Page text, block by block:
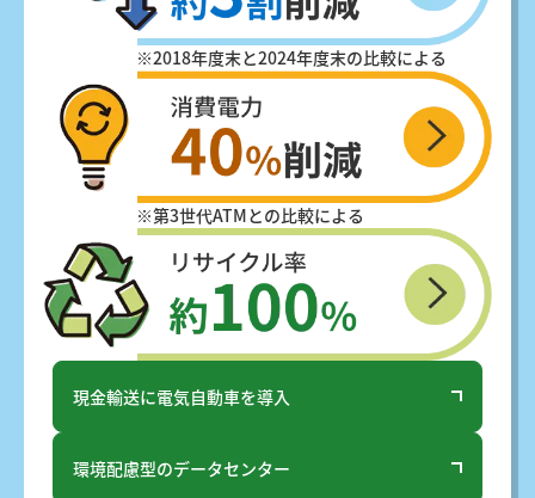
※2018年度末と2024年度末の比較による
※第3世代ATMとの比較による
現金輸送に電気自動車を導入
環境配慮型のデータセンター